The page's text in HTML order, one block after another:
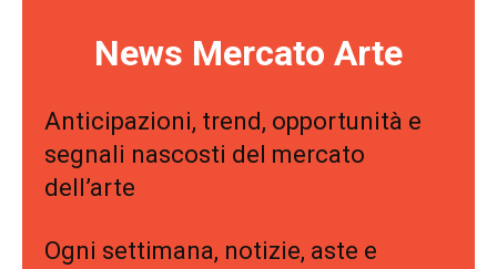
News Mercato Arte
Anticipazioni, trend, opportunità e
segnali nascosti del mercato
dell’arte
Ogni settimana, notizie, aste e